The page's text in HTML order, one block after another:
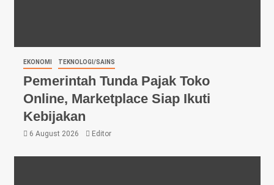
EKONOMI TEKNOLOGI/SAINS
Pemerintah Tunda Pajak Toko
Online, Marketplace Siap Ikuti
Kebijakan
6 August 2026 Editor